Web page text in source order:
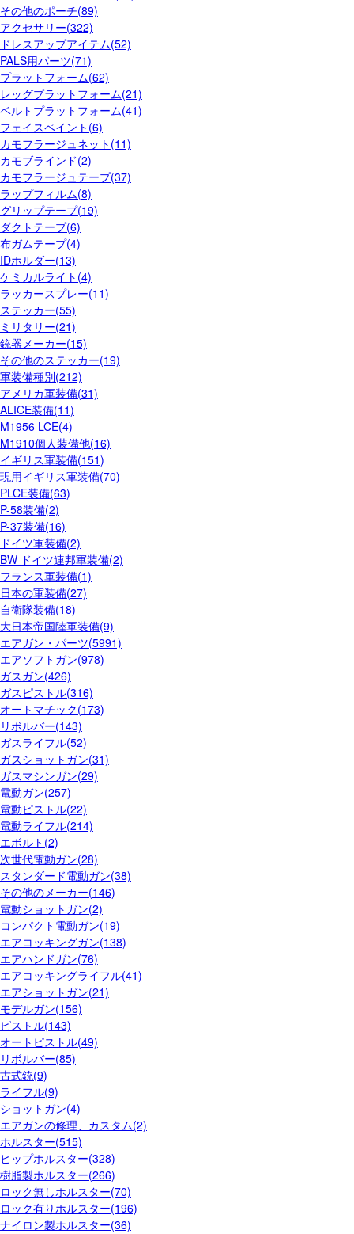
その他のポーチ(89)
アクセサリー(322)
ドレスアップアイテム(52)
PALS用パーツ(71)
プラットフォーム(62)
レッグプラットフォーム(21)
ベルトプラットフォーム(41)
フェイスペイント(6)
カモフラージュネット(11)
カモブラインド(2)
カモフラージュテープ(37)
ラップフィルム(8)
グリップテープ(19)
ダクトテープ(6)
布ガムテープ(4)
IDホルダー(13)
ケミカルライト(4)
ラッカースプレー(11)
ステッカー(55)
ミリタリー(21)
銃器メーカー(15)
その他のステッカー(19)
軍装備種別(212)
アメリカ軍装備(31)
ALICE装備(11)
M1956 LCE(4)
M1910個人装備他(16)
イギリス軍装備(151)
現用イギリス軍装備(70)
PLCE装備(63)
P-58装備(2)
P-37装備(16)
ドイツ軍装備(2)
BW ドイツ連邦軍装備(2)
フランス軍装備(1)
日本の軍装備(27)
自衛隊装備(18)
大日本帝国陸軍装備(9)
エアガン・パーツ(5991)
エアソフトガン(978)
ガスガン(426)
ガスピストル(316)
オートマチック(173)
リボルバー(143)
ガスライフル(52)
ガスショットガン(31)
ガスマシンガン(29)
電動ガン(257)
電動ピストル(22)
電動ライフル(214)
エボルト(2)
次世代電動ガン(28)
スタンダード電動ガン(38)
その他のメーカー(146)
電動ショットガン(2)
コンパクト電動ガン(19)
エアコッキングガン(138)
エアハンドガン(76)
エアコッキングライフル(41)
エアショットガン(21)
モデルガン(156)
ピストル(143)
オートピストル(49)
リボルバー(85)
古式銃(9)
ライフル(9)
ショットガン(4)
エアガンの修理、カスタム(2)
ホルスター(515)
ヒップホルスター(328)
樹脂製ホルスター(266)
ロック無しホルスター(70)
ロック有りホルスター(196)
ナイロン製ホルスター(36)